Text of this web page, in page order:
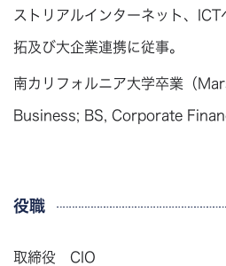
ストリアルインターネット、
拓及び大企業連携に従事。
南カリフォルニア大学卒業（
Business; BS, Corporate
役職
取締役 CIO